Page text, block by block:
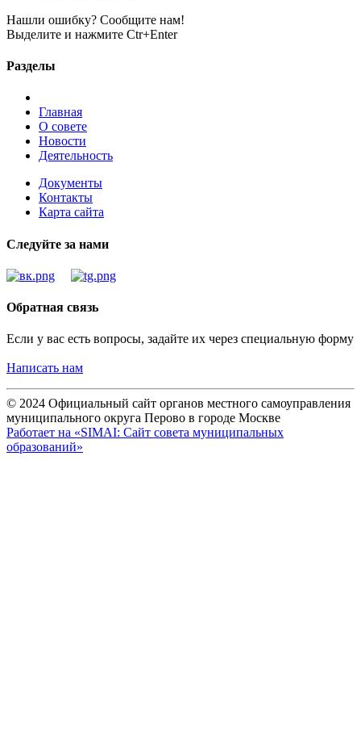
Нашли ошибку? Сообщите нам!
Выделите и нажмите Ctr+Enter
Разделы
Главная
О совете
Новости
Деятельность
Документы
Контакты
Карта сайта
Следуйте за нами
Обратная связь
Если у вас есть вопросы, задайте их через специальную форму
Написать нам
© 2024 Официальный сайт органов местного самоуправления
муниципального округа Перово в городе Москве
Работает на «SIMAI: Сайт совета муниципальных
образований»